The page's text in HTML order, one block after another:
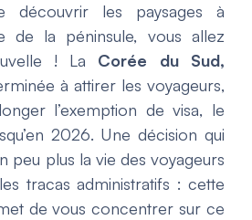
découvrir les paysages à
de la péninsule, vous allez
! La Corée du Sud,
à attirer les voyageurs,
l’exemption de visa, le
2026. Une décision qui
peu plus la vie des voyageurs
tracas administratifs : cette
de vous concentrer sur ce